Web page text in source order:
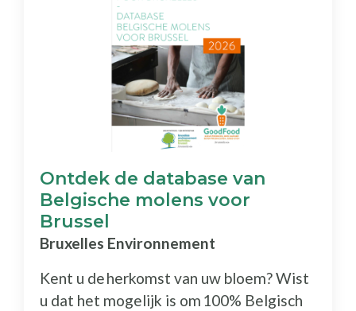
Ontdek de database van
Belgische molens voor
Brussel
Bruxelles Environnement
Kent u de herkomst van uw bloem? Wist
u dat het mogelijk is om 100% Belgisch